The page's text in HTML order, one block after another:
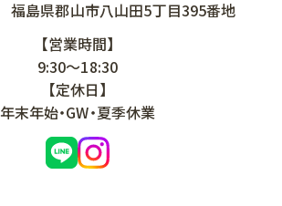
福島県郡山市八山田5丁目395番地
【営業時間】
9:30～18:30
【定休日】
年末年始・GW・夏季休業